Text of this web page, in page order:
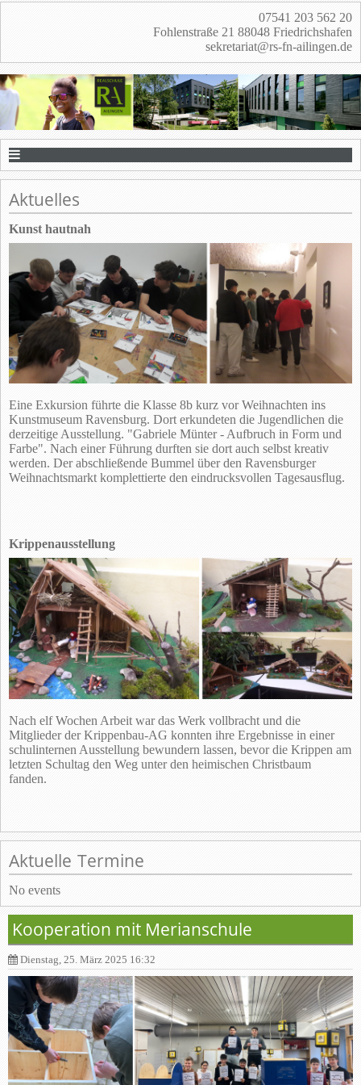
07541 203 562 20
Fohlenstraße 21 88048 Friedrichshafen
sekretariat@rs-fn-ailingen.de
Aktuelles
Kunst hautnah
Eine Exkursion führte die Klasse 8b kurz vor Weihnachten ins
Kunstmuseum Ravensburg. Dort erkundeten die Jugendlichen die
derzeitige Ausstellung. "Gabriele Münter - Aufbruch in Form und
Farbe". Nach einer Führung durften sie dort auch selbst kreativ
werden. Der abschließende Bummel über den Ravensburger
Weihnachtsmarkt komplettierte den eindrucksvollen Tagesausflug.
Krippenausstellung
Nach elf Wochen Arbeit war das Werk vollbracht und die
Mitglieder der Krippenbau-AG konnten ihre Ergebnisse in einer
schulinternen Ausstellung bewundern lassen, bevor die Krippen am
letzten Schultag den Weg unter den heimischen Christbaum
fanden.
Aktuelle Termine
No events
Kooperation mit Merianschule
Dienstag, 25. März 2025 16:32